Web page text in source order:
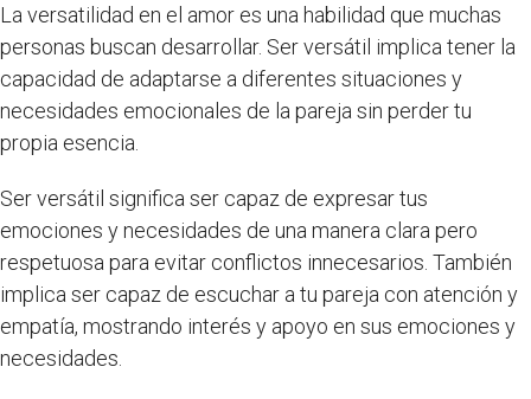
La versatilidad en el amor es una habilidad que muchas
personas buscan desarrollar. Ser versátil implica tener la
capacidad de adaptarse a diferentes situaciones y
necesidades emocionales de la pareja sin perder tu
propia esencia.
Ser versátil significa ser capaz de expresar tus
emociones y necesidades de una manera clara pero
respetuosa para evitar conflictos innecesarios. También
implica ser capaz de escuchar a tu pareja con atención y
empatía, mostrando interés y apoyo en sus emociones y
necesidades.